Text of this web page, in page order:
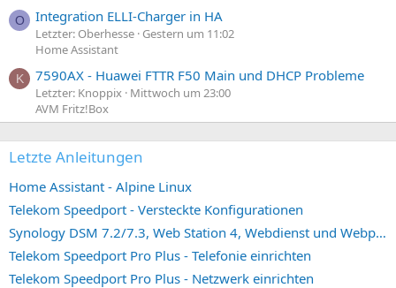
O Integration ELLI-Charger in HA
Letzter: Oberhesse Gestern um 11:02
Home Assistant
K 7590AX - Huawei FTTR F50 Main und DHCP Probleme
Letzter: Knoppix
Mittwoch um 23:00
AVM Fritz!Box
Letzte Anleitungen
Home Assistant - Alpine Linux
Telekom Speedport - Versteckte Konfigurationen
Synology DSM 7.2/7.3, Web Station 4, Webdienst und Webportal erstellen (ehemals vHost)
Telekom Speedport Pro Plus - Telefonie einrichten
Telekom Speedport Pro Plus - Netzwerk einrichten